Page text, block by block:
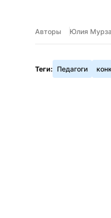
Авторы Юлия
Теги: Педагоги